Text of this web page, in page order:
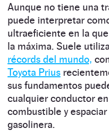
Aunque no tiene una
puede interpretar
ultraeficiente en la
la máxima. Suele
récords del mundo,
Toyota Prius
sus fundamentos
cualquier conductor
combustible y
gasolinera.